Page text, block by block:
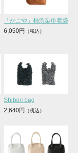
「かごや」柿渋染巾着袋
6,050円
Shibori bag
2,640円